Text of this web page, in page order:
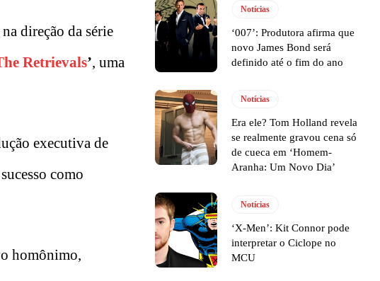
direção da série
Retrievals’, uma
executiva de
como
homônimo,
Notícias
‘007’: Produtora afirma que
novo James Bond será
definido até o fim do ano
Notícias
Era ele? Tom Holland revela
se realmente gravou cena só
de cueca em ‘Homem-
Aranha: Um Novo Dia’
Notícias
‘X-Men’: Kit Connor pode
interpretar o Ciclope no
MCU